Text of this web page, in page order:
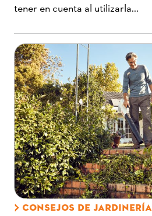
tener en cuenta al utilizarla...
CONSEJOS DE